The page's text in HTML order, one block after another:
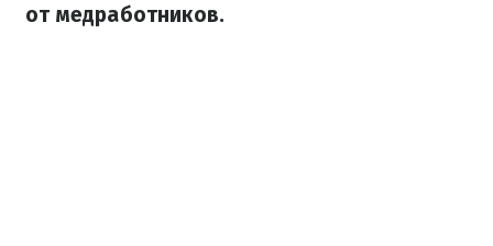
от медработников.